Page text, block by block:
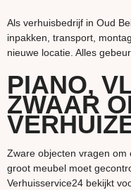
Als verhuisbedrijf in Oud
inpakken, transport,
nieuwe locatie. Alles
PIANO,
ZWAAR
Zware objecten vragen om
groot meubel moet
Verhuisservice24 bekijkt